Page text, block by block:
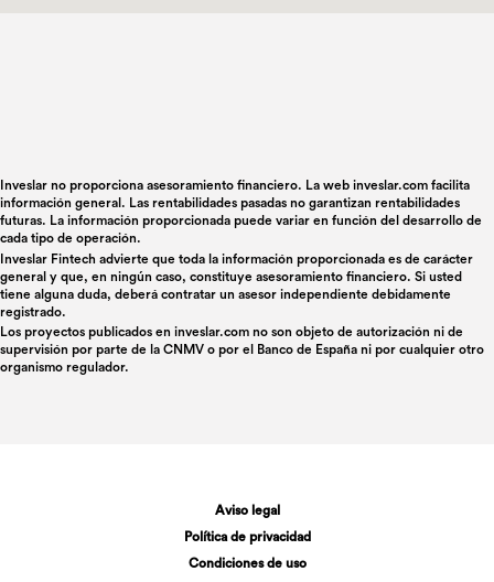
Inveslar no proporciona asesoramiento financiero. La web inveslar.com facilita
información general. Las rentabilidades pasadas no garantizan rentabilidades
futuras. La información proporcionada puede variar en función del desarrollo de
cada tipo de operación.
Inveslar Fintech advierte que toda la información proporcionada es de carácter
general y que, en ningún caso, constituye asesoramiento financiero. Si usted
tiene alguna duda, deberá contratar un asesor independiente debidamente
registrado.
Los proyectos publicados en inveslar.com no son objeto de autorización ni de
supervisión por parte de la CNMV o por el Banco de España ni por cualquier otro
organismo regulador.
Aviso legal
Política de privacidad
Condiciones de uso